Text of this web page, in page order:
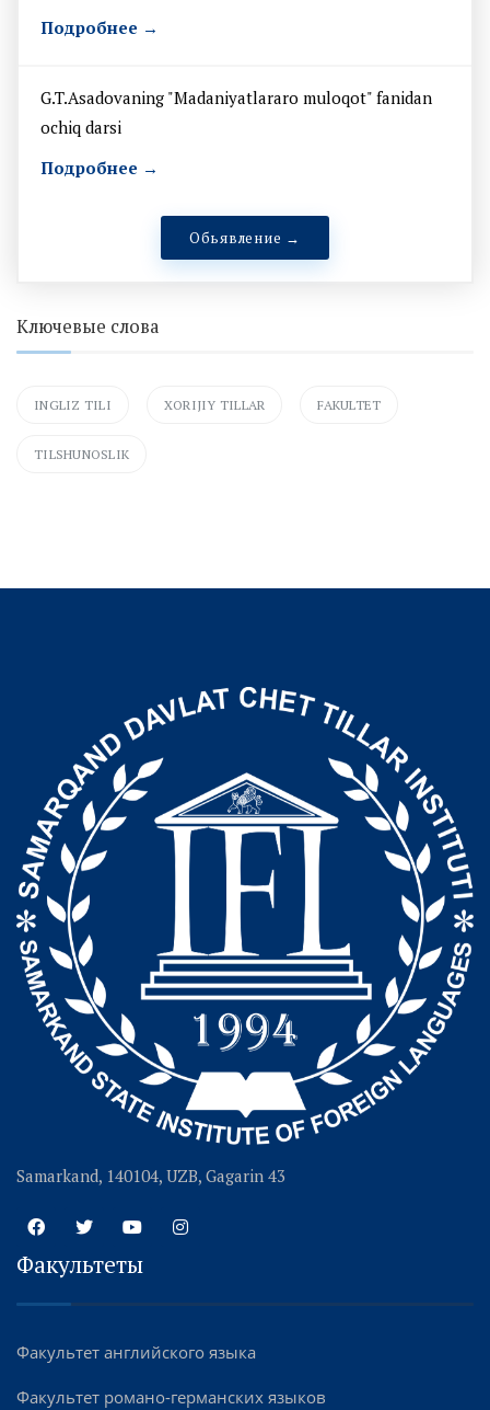
Подробнее →
G.T.Asadovaning "Madaniyatlararo muloqot" fanidan
ochiq darsi
Подробнее →
Обьявление →
Ключевые слова
INGLIZ TILI XORIJIY TILLAR FAKULTET
TILSHUNOSLIK
Samarkand, 140104, UZB, Gagarin 43
Факультеты
Факультет английского языка
Факультет романо-германских языков